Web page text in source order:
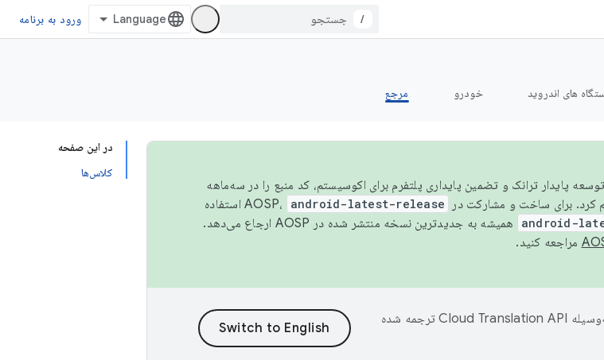
/ ورود به برنامه
های اندروید خودرو مرجع
در این صفحه
کلاس‌ها
مدل توسعه پایدار ترانک و تضمین پایداری پلتفرم برای اکوسیستم، کد منبع را در سه‌ماهه
android-latest-release
استفاده
android-
همیشه به جدیدترین نسخه منتشر شده در AOSP ارجاع می‌دهد.
مراجعه کنید.
ترجمه شده